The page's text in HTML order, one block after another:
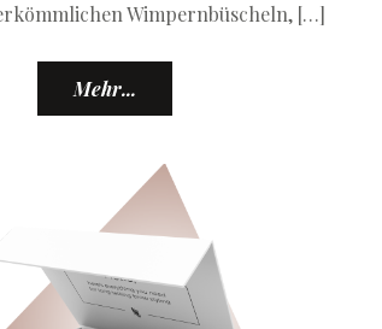
Wimpernbüscheln, […]
Mehr...